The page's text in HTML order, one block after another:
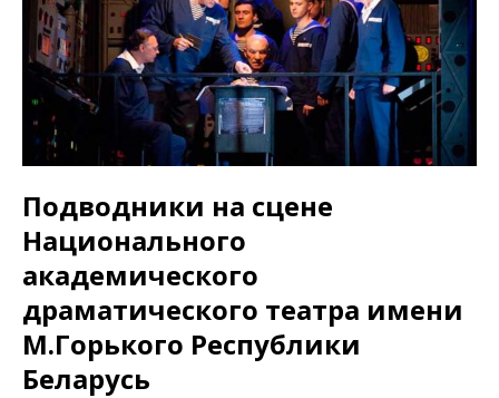
Подводники на сцене
Национального
академического
драматического театра имени
М.Горького Республики
Беларусь